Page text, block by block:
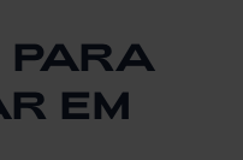
PARA
EM